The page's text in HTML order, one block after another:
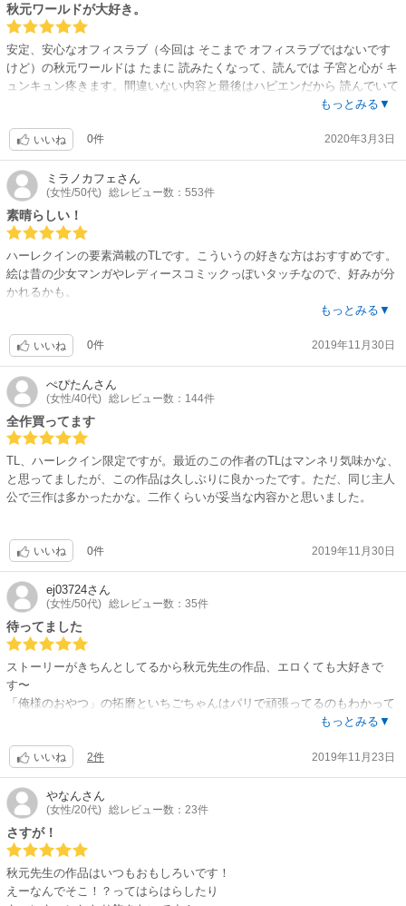
秋元ワールドが大好き。
安定、安心なオフィスラブ（今回は そこまで オフィスラブではないです
けど）の秋元ワールドは たまに 読みたくなって、読んでは 子宮と心が キ
ュンキュン疼きます。間違いない内容と最後はハピエンだから 読んでいて
も 安心出来るし、集中できるし、Hシーンとか 二人とも めっちゃ エロボ
も まじまじと見入ってしまいます。綺麗なHシーンの描写も秋元先生だか
らだと思います。今回の彼女は ちょっと ウジウジしすぎだったな、と思
ったけれど、ウジウジしたら、ハイスペックな彼が 後を追ってどこまでも
来てくれるっていう設定が ドキドキでキュンキュンで 良かったです。
もっとみる▼
いいね 0件 2020年3月3日
ミラノカフェ さん
(女性/50代) 総レビュー数：553件
素晴らしい！
ハーレクインの要素満載のTLです。こういうの好きな方はおすすめです。
絵は昔の少女マンガやレディースコミックっぽいタッチなので、好みが分
かれるかも。
表題作はパリと東京行ったり来たり、仕事はお互い忙しいとか､設定も完
になる展開も面白くて、最後の読み切りも含め面白かったです。
もっとみる▼
いいね 0件 2019年11月30日
ぺぴたんさん
(女性/40代) 総レビュー数：144件
全作買ってます
TL、ハーレクイン限定ですが。最近のこの作者のTLはマンネリ気味かな、
と思ってましたが、この作品は久しぶりに良かったです。ただ、同じ主人
公で三作は多かったかな。二作くらいが妥当な内容かと思いました。
いいね 0件 2019年11月30日
ej03724さん
(女性/50代) 総レビュー数：35件
待ってました
ストーリーがきちんとしてるから秋元先生の作品、エロくても大好きで
す〜
「俺様のおやつ」の拓磨といちごちゃんはパリで頑張ってるのもわかって
もっとみる▼
いいね 2件 2019年11月23日
やなんさん
(女性/20代) 総レビュー数：23件
さすが！
秋元先生の作品はいつもおもしろいです！
えーなんでそこ！？ってはらはらしたり